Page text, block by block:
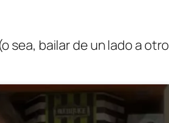
sea, bailar de un lado a otro